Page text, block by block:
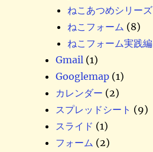
ねこあつめシリーズ
ねこフォーム (8)
ねこフォーム実践編
Gmail (1)
Googlemap (1)
カレンダー (2)
スプレッドシート (9)
スライド (1)
フォーム (2)